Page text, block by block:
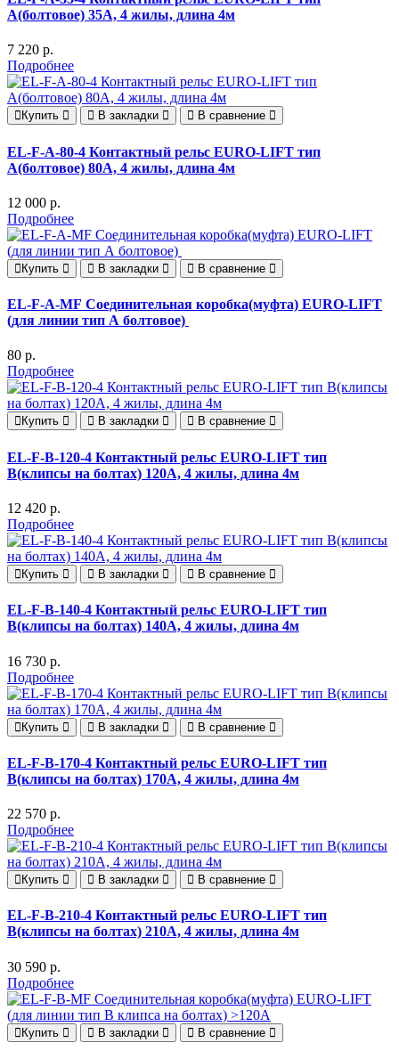
А(болтовое) 35А, 4 жилы, длина 4м
7 220 р.
Подробнее
Купить В закладки В сравнение
EL-F-A-80-4 Контактный рельс EURO-LIFT тип
А(болтовое) 80А, 4 жилы, длина 4м
12 000 р.
Подробнее
Купить В закладки В сравнение
EL-F-A-MF Соединительная коробка(муфта) EURO-LIFT
(для линии тип А болтовое)
80 р.
Подробнее
Купить В закладки В сравнение
EL-F-B-120-4 Контактный рельс EURO-LIFT тип
В(клипсы на болтах) 120А, 4 жилы, длина 4м
12 420 р.
Подробнее
Купить В закладки В сравнение
EL-F-B-140-4 Контактный рельс EURO-LIFT тип
B(клипсы на болтах) 140А, 4 жилы, длина 4м
16 730 р.
Подробнее
Купить В закладки В сравнение
EL-F-B-170-4 Контактный рельс EURO-LIFT тип
B(клипсы на болтах) 170А, 4 жилы, длина 4м
22 570 р.
Подробнее
Купить В закладки В сравнение
EL-F-B-210-4 Контактный рельс EURO-LIFT тип
B(клипсы на болтах) 210А, 4 жилы, длина 4м
30 590 р.
Подробнее
Купить В закладки В сравнение